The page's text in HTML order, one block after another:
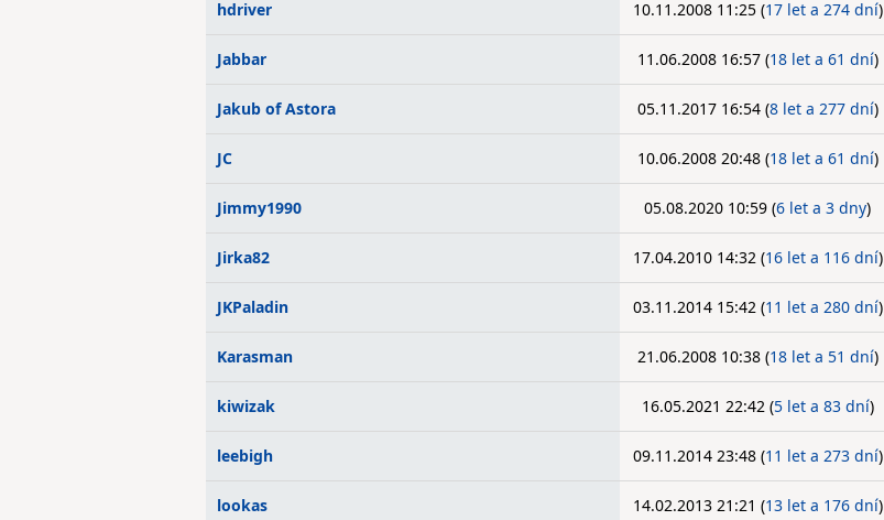
hdriver 10.11.2008 11:25 (17 let a 274 dní)
Jabbar 11.06.2008 16:57 (18 let a 61 dní)
Jakub of Astora 05.11.2017 16:54 (8 let a 277 dní)
JC 10.06.2008 20:48 (18 let a 61 dní)
Jimmy1990 05.08.2020 10:59 (6 let a 3 dny)
Jirka82 17.04.2010 14:32 (16 let a 116 dní)
JKPaladin 03.11.2014 15:42 (11 let a 280 dní)
Karasman 21.06.2008 10:38 (18 let a 51 dní)
kiwizak 16.05.2021 22:42 (5 let a 83 dní)
leebigh 09.11.2014 23:48 (11 let a 273 dní)
lookas 14.02.2013 21:21 (13 let a 176 dní)